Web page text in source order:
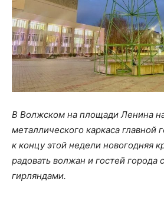
В Волжском на площади Ленина
металлического каркаса главной
к концу этой недели новогодняя
радовать волжан и гостей
гирляндами.